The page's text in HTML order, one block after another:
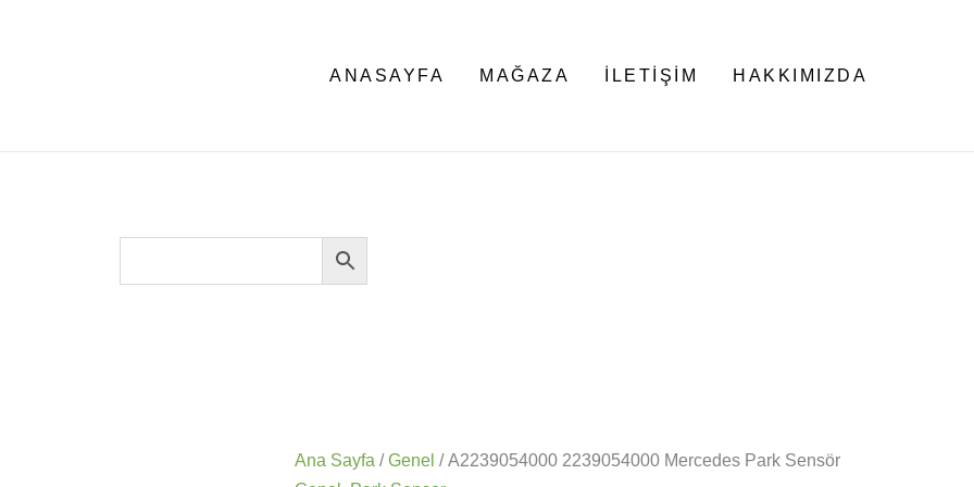
ANASAYFA
MAĞAZA İLETIŞIM HAKKIMIZDA
Ana Sayfa /Genel / A2239054000 2239054000 Mercedes Park Sensör